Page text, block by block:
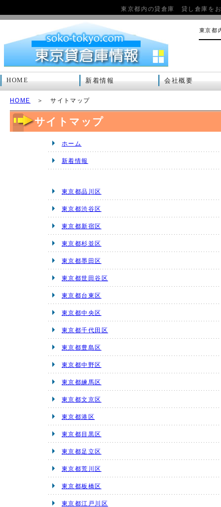
東京都内の貸倉庫 貸し倉庫を
東京都
HOME 新着情報 会社概要
HOME ＞ サイトマップ
サイトマップ
ホーム
新着情報
東京都品川区
東京都渋谷区
東京都新宿区
東京都杉並区
東京都墨田区
東京都世田谷区
東京都台東区
東京都中央区
東京都千代田区
東京都豊島区
東京都中野区
東京都練馬区
東京都文京区
東京都港区
東京都目黒区
東京都足立区
東京都荒川区
東京都板橋区
東京都江戸川区